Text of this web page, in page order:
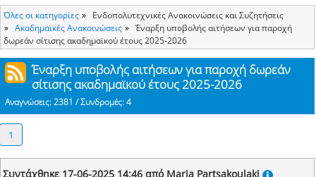
Όλες οι κατηγορίες
Ενδοπολυτεχνικές Ανακοινώσεις και Συζητήσεις
Ακαδημαϊκές Ανακοινώσεις
Έναρξη υποβολής αιτήσεων για παροχή
δωρεάν σίτισης ακαδημαϊκού έτους 2025-2026
Έναρξη υποβολής αιτήσεων για παροχή δωρεάν
σίτισης ακαδημαϊκού έτους 2025-2026
Αναγνώσεις: 2381 / Συνδρομές: 4
1
Συντάχθηκε 17-06-2025 14:46 από Maria Partsakoulaki